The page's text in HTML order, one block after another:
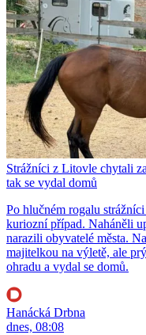
Strážníci z Litovle chytali
tak se vydal domů
Po hlučném rogalu
kuriozní případ. Naháněli
narazili obyvatelé města.
majitelkou na výletě, ale
ohradu a vydal se domů.
Hanácká Drbna
dnes, 08:08